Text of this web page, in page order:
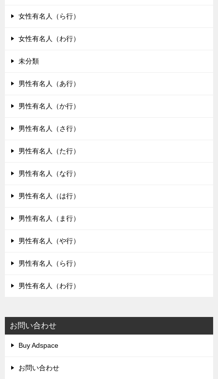
女性有名人（ら行）
女性有名人（わ行）
未分類
男性有名人（あ行）
男性有名人（か行）
男性有名人（さ行）
男性有名人（た行）
男性有名人（な行）
男性有名人（は行）
男性有名人（ま行）
男性有名人（や行）
男性有名人（ら行）
男性有名人（わ行）
お問い合わせ
Buy Adspace
お問い合わせ